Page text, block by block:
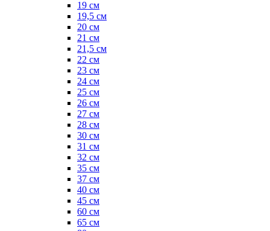
19 см
19,5 см
20 см
21 см
21,5 см
22 см
23 см
24 см
25 см
26 см
27 см
28 см
30 см
31 см
32 см
35 см
37 см
40 см
45 см
60 см
65 см